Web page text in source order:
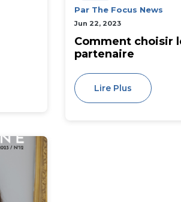
Par The Focus News
Jun 22, 2023
Comment choisir
partenaire
Lire Plus